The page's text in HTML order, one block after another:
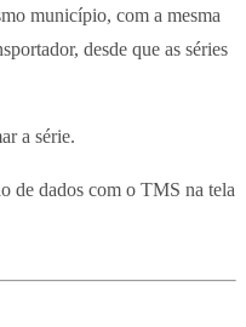
município, com a mesma
desde que as séries
a série.
de dados com o TMS na tela